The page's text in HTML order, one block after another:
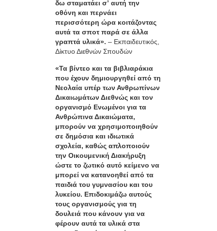
δω σταματάει σ’ αυτή την
οθόνη και περνάει
περισσότερη ώρα κοιτάζοντας
αυτά τα σποτ παρά σε άλλα
γραπτά υλικά». – Εκπαιδευτικός,
Δίκτυο Διεθνών Σπουδών
«Τα βίντεο και τα βιβλιαράκια
που έχουν δημιουργηθεί από τη
Νεολαία υπέρ των Ανθρωπίνων
Δικαιωμάτων Διεθνώς και τον
οργανισμό Ενωμένοι για τα
Ανθρώπινα Δικαιώματα,
μπορούν να χρησιμοποιηθούν
σε δημόσια και ιδιωτικά
σχολεία, καθώς απλοποιούν
την Οικουμενική Διακήρυξη
ώστε το ζωτικό αυτό κείμενο να
μπορεί να κατανοηθεί από τα
παιδιά του γυμνασίου και του
λυκείου. Επιδοκιμάζω αυτούς
τους οργανισμούς για τη
δουλειά που κάνουν για να
φέρουν αυτά τα υλικά στα